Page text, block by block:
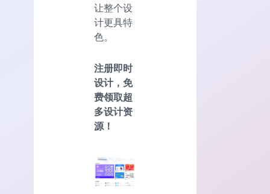
让整个设
计更具特
色。
注册即时
设计，免
费领取超
多设计资
源！